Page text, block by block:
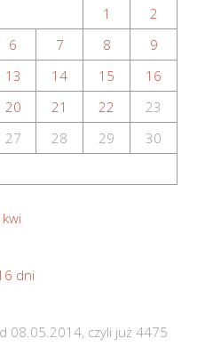
1
2
6 7 8
9
13 14 15
16
20 21 22
23
27 28 29
30
kwi
dni
08.05.2014, czyli już 4475